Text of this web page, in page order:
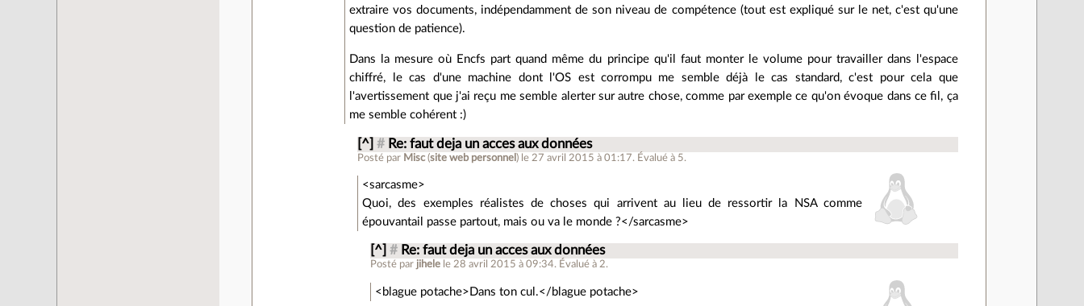
extraire vos documents, indépendamment de son niveau de compétence (tout est expliqué sur le net, c'est qu'une
question de patience).
Dans la mesure où Encfs part quand même du principe qu'il faut monter le volume pour travailler dans l'espace
chiffré, le cas d'une machine dont l'OS est corrompu me semble déjà le cas standard, c'est pour cela que
l'avertissement que j'ai reçu me semble alerter sur autre chose, comme par exemple ce qu'on évoque dans ce fil, ça
me semble cohérent :)
[^] # Re: faut deja un acces aux données
Posté par Misc(site web personnel ) le 27 avril 2015 à 01:17. Évalué à 5.
<sarcasme>
Quoi, des exemples réalistes de choses qui arrivent au lieu de ressortir la NSA comme
épouvantail passe partout, mais ou va le monde ?</sarcasme>
[^] # Re: faut deja un acces aux données
Posté par jihele le 28 avril 2015 à 09:34. Évalué à 2.
<blague potache>Dans ton cul.</blague potache>